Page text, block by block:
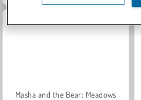
Masha and the Bear: Meadows